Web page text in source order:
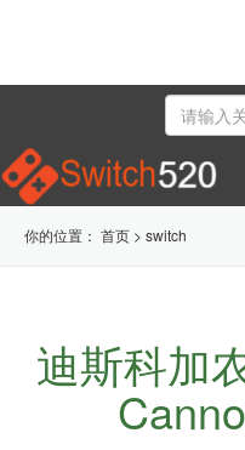
你的位置： 首页 > switch
迪斯科加